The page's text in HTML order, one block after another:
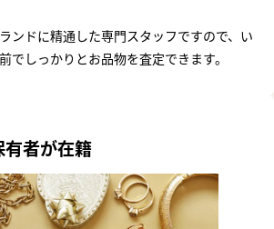
ンドに精通した専門スタッフですので、い
でしっかりとお品物を査定できます。
有者が在籍